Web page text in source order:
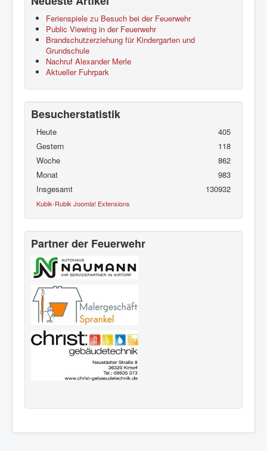
Ferienspiele zu Besuch bei der Feuerwehr
Public Viewing in der Feuerwehr
Brandschutzerziehung für Kindergarten und
Grundschule
Nachruf Alexander Merle
Aktueller Fuhrpark
Besucherstatistik
Heute
405
Gestern
118
Woche
862
Monat
983
Insgesamt
130932
Kubik-Rubik Joomla! Extensions
Partner der Feuerwehr